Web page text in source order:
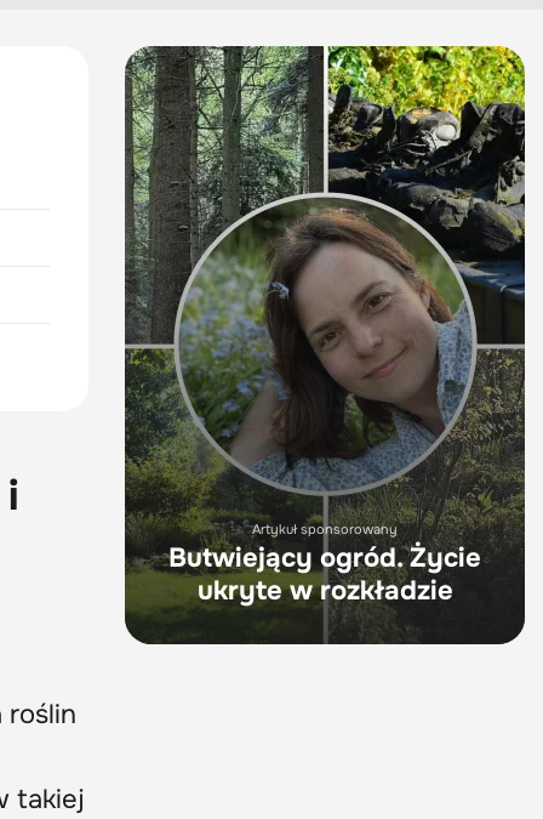
i
roślin
takiej
Artykuł sponsorowany
Butwiejący ogród. Życie
ukryte w rozkładzie